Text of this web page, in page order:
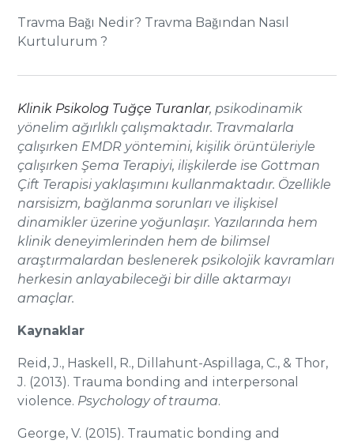
Travma Bağı Nedir? Travma Bağından Nasıl
Kurtulurum ?
Klinik Psikolog Tuğçe Turanlar, psikodinamik
yönelim ağırlıklı çalışmaktadır. Travmalarla
çalışırken EMDR yöntemini, kişilik örüntüleriyle
çalışırken Şema Terapiyi, ilişkilerde ise Gottman
Çift Terapisi yaklaşımını kullanmaktadır. Özellikle
narsisizm, bağlanma sorunları ve ilişkisel
dinamikler üzerine yoğunlaşır. Yazılarında hem
klinik deneyimlerinden hem de bilimsel
araştırmalardan beslenerek psikolojik kavramları
herkesin anlayabileceği bir dille aktarmayı
amaçlar.
Kaynaklar
Reid, J., Haskell, R., Dillahunt-Aspillaga, C., & Thor,
J. (2013). Trauma bonding and interpersonal
violence. Psychology of trauma.
George, V. (2015). Traumatic bonding and